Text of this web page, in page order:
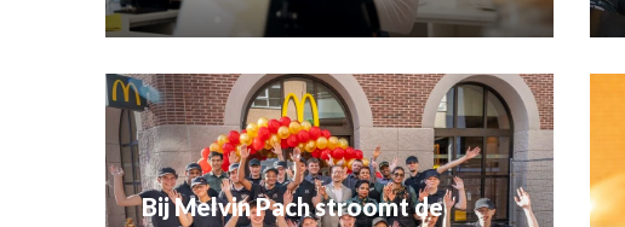
Bij Melvin Pach stroomt de